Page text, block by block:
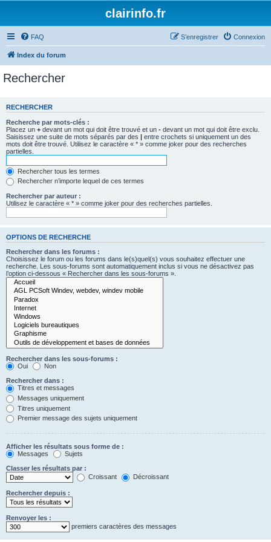
clairinfo.fr
FAQ Connexion
S’enregistrer
Index du forum
Rechercher
RECHERCHER
Recherche par mots-clés :
Placez un + devant un mot qui doit être trouvé et un - devant un mot qui doit être exclu.
Saisissez une suite de mots séparés par des | entre crochets si uniquement un des
mots doit être trouvé. Utilisez le caractère « * » comme joker pour des recherches
partielles.
Rechercher tous les termes
Rechercher n’importe lequel de ces termes
Rechercher par auteur :
Utilisez le caractère « * » comme joker pour des recherches partielles.
OPTIONS DE RECHERCHE
Rechercher dans les forums :
Choisissez le forum ou les forums dans le(s)quel(s) vous souhaitez effectuer une
recherche. Les sous-forums sont automatiquement inclus si vous ne désactivez pas
l’option ci-dessous « Rechercher dans les sous-forums ».
Rechercher dans les sous-forums :
Oui
Non
Rechercher dans :
Titres et messages
Messages uniquement
Titres uniquement
Premier message des sujets uniquement
Afficher les résultats sous forme de :
Messages
Sujets
Classer les résultats par :
Croissant
Décroissant
Rechercher depuis :
Renvoyer les :
premiers caractères des messages